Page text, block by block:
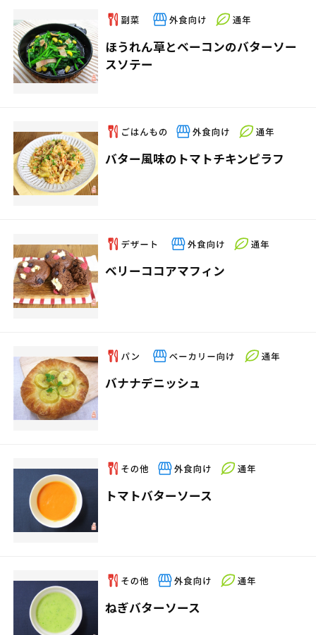
ほうれん草とベーコンのバターソー
スソテー
バター風味のトマトチキンピラフ
ベリーココアマフィン
バナナデニッシュ
トマトバターソース
ねぎバターソース